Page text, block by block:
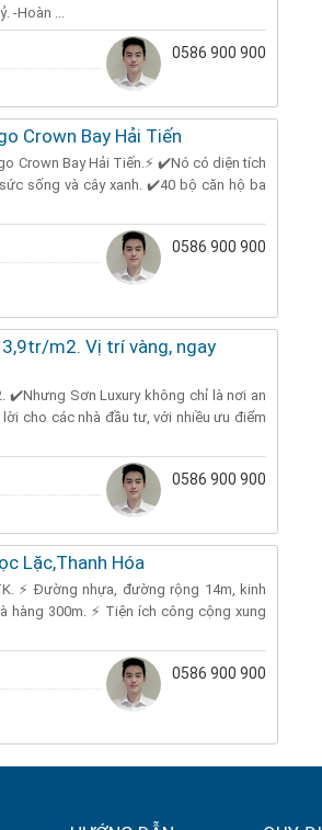
-Hoàn ...
0586 900 900
Crown Bay Hải Tiến
Crown Bay Hải Tiến.⚡ ✔️Nó có diện tích
sống và cây xanh. ✔️40 bộ căn hộ ba
0586 900 900
m2. Vị trí vàng, ngay
✔️Nhưng Sơn Luxury không chỉ là nơi an
cho các nhà đầu tư, với nhiều ưu điểm
0586 900 900
Lặc,Thanh Hóa
⚡ Đường nhựa, đường rộng 14m, kinh
hàng 300m. ⚡ Tiện ích công cộng xung
0586 900 900